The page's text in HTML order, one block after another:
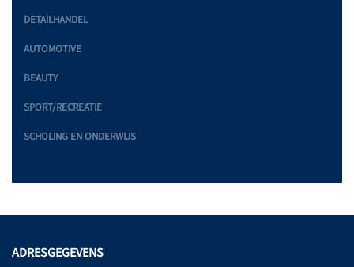
DETAILHANDEL
AUTOMOTIVE
BEAUTY
SPORT/RECREATIE
SCHOLING EN ONDERWIJS
ADRESGEGEVENS